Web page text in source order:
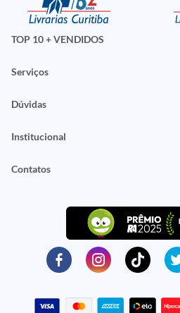
TOP 10 + VENDIDOS
Serviços
Dúvidas
Institucional
Contatos